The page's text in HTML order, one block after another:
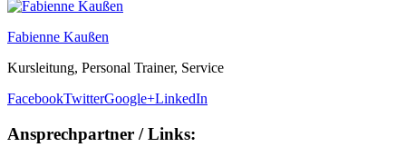
Fabienne Kaußen
Kursleitung, Personal Trainer, Service
FacebookTwitterGoogle+LinkedIn
Ansprechpartner / Links: